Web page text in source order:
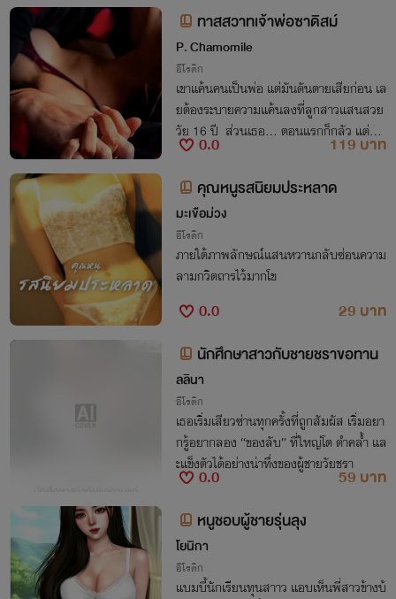
ทาสสวาทเจ้าพ่อซาดิสม์
P. Chamomile
อีโรติก
เขาแค้นคนเป็นพ่อ แต่มันดันตายเสียก่อน เล
ยต้องระบายความแค้นลงที่ลูกสาวแสนสวย
วัย 16 ปี ส่วนเธอ... ตอนแรกก็กลัว แต่ทำไ
ปทำมากลับหลงหลุมพลางสวาทสุดแสนซา
0.0
119 บาท
คุณหนูรสนิยมประหลาด
มะเขือม่วง
อีโรติก
ภายใต้ภาพลักษณ์แสนหวานกลับซ่อนความ
ลามกวิตถารไว้มากโข
0.0
29 บาท
นักศึกษาสาวกับชายชราขอทาน
ลลินา
อีโรติก
เธอเริ่มเสียวซ่านทุกครั้งที่ถูกสัมผัส เริ่มอยา
กรู้อยากลอง “ของลับ” ที่ใหญ่โต ดำคล้ำ แล
ะแข็งตัวได้อย่างน่าทึ่งของผู้ชายวัยชรา
0.0
59 บาท
หนูชอบผู้ชายรุ่นลุง
โยนิกา
อีโรติก
แบมบี้นักเรียนทุนสาาว แอบเห็นพี่สาวข้างบ้